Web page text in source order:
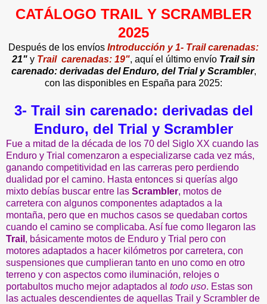
CATÁLOGO TRAIL Y SCRAMBLER
2025
Después de los envíos Introducción y 1- Trail carenadas:
21" y Trail carenadas: 19", aquí el último envío Trail sin
carenado: derivadas del Enduro, del Trial y Scrambler,
con las disponibles en España para 2025:
3- Trail sin carenado: derivadas del
Enduro, del Trial y Scrambler
Fue a mitad de la década de los 70 del Siglo XX cuando las
Enduro y Trial comenzaron a especializarse cada vez más,
ganando competitividad en las carreras pero perdiendo
dualidad por el camino. Hasta entonces si querías algo
mixto debías buscar entre las Scrambler, motos de
carretera con algunos componentes adaptados a la
montaña, pero que en muchos casos se quedaban cortos
cuando el camino se complicaba. Así fue como llegaron las
Trail , básicamente motos de Enduro y Trial pero con
motores adaptados a hacer kilómetros por carretera, con
suspensiones que cumplieran tanto en uno como en otro
terreno y con aspectos como iluminación, relojes o
portabultos mucho mejor adaptados al todo uso. Estas son
las actuales descendientes de aquellas Trail y Scrambler de